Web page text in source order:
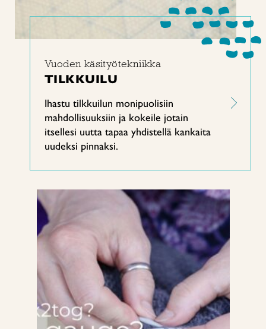
Vuoden käsityötekniikka
TILKKUILU
Ihastu tilkkuilun monipuolisiin
mahdollisuuksiin ja kokeile jotain
itsellesi uutta tapaa yhdistellä kankaita
uudeksi pinnaksi.